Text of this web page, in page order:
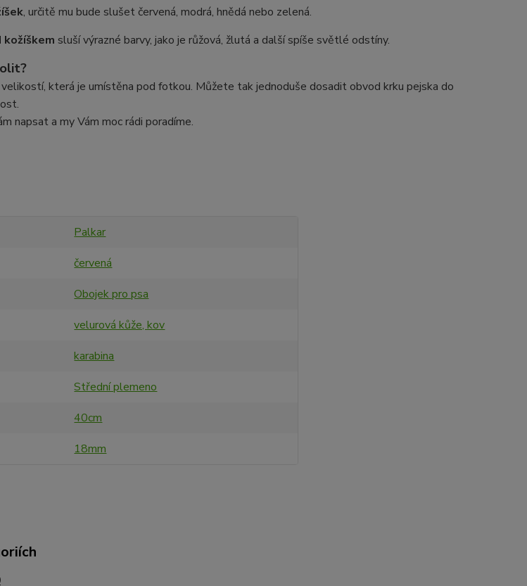
, určitě mu bude slušet červená, modrá, hnědá nebo zelená.
kožíškem sluší výrazné barvy, jako je růžová, žlutá a další spíše světlé odstíny.
která je umístěna pod fotkou. Můžete tak jednoduše dosadit obvod krku pejska do
napsat a my Vám moc rádi poradíme.
Palkar
červená
Obojek pro psa
velurová kůže, kov
karabina
Střední plemeno
40cm
18mm